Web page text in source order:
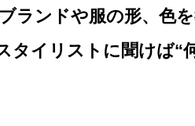
ランドや服の形、色
タイリストに聞けば“